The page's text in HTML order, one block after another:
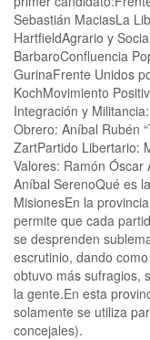
Sebastián MaciasLa
HartfieldAgrario y
BarbaroConfluencia
GurinaFrente Unidos
KochMovimiento
Integración y
Obrero: Aníbal Rubén
ZartPartido Libertario:
Valores: Ramón
Aníbal SerenoQué es
MisionesEn la
permite que cada
se desprenden
escrutinio, dando
obtuvo más sufragios,
la gente.En esta
solamente se utiliza
concejales).